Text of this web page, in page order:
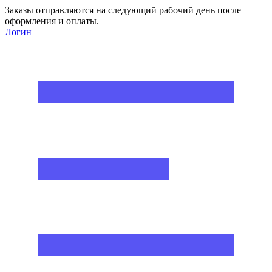
Заказы отправляются на следующий рабочий день после
оформления и оплаты.
Логин